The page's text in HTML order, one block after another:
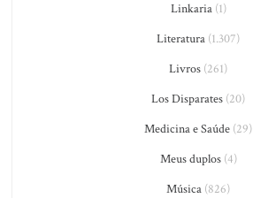
Linkaria(1)
Literatura (1.307)
Livros (261)
Los Disparates (20)
Medicina e Saúde (29)
Meus duplos(4)
Música (826)